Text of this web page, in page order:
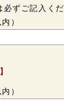
必ずご記入くだ
）
）